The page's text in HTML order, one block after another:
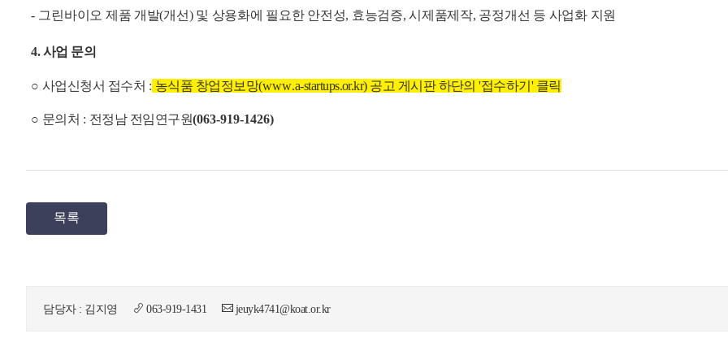
- 그린바이오 제품 개발(개선) 및 상용화에 필요한 안전성, 효능검증,시제품제작, 공정개선 등 사업화 지원
4.사업 문의
○ 사업신청서 접수처 : 농식품 창업정보망(www.a-startups.or.kr) 공고 게시판 하단의 '접수하기' 클릭
○ 문의처 : 전정남 전임연구원(063-919-1426)
목록
담당자 : 김지영 063-919-1431 jeuyk4741@koat.or.kr